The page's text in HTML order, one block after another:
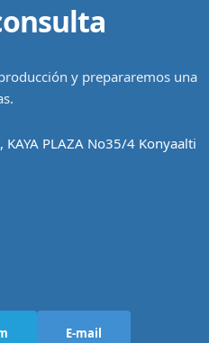
y prepararemos una
PLAZA No35/4 Konyaalti
E-mail